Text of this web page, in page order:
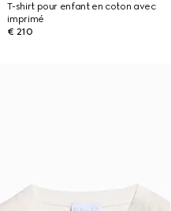
T-shirt pour enfant en coton avec
imprimé
€ 210